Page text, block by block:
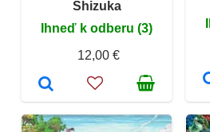
Shizuka
Ihneď k odberu (3)
12,00 €